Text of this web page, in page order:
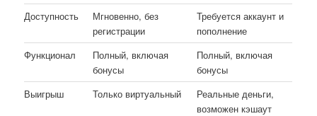
Доступность
Мгновенно, без
регистрации
Требуется аккаунт и
пополнение
Функционал
Полный, включая
бонусы
Полный, включая
бонусы
Выигрыш
Только виртуальный
Реальные деньги,
возможен кэшаут